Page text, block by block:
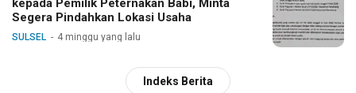
kepada Pemilik Peternakan Babi, Minta
Segera Pindahkan Lokasi Usaha
SULSEL 4 minggu yang lalu
Indeks Berita